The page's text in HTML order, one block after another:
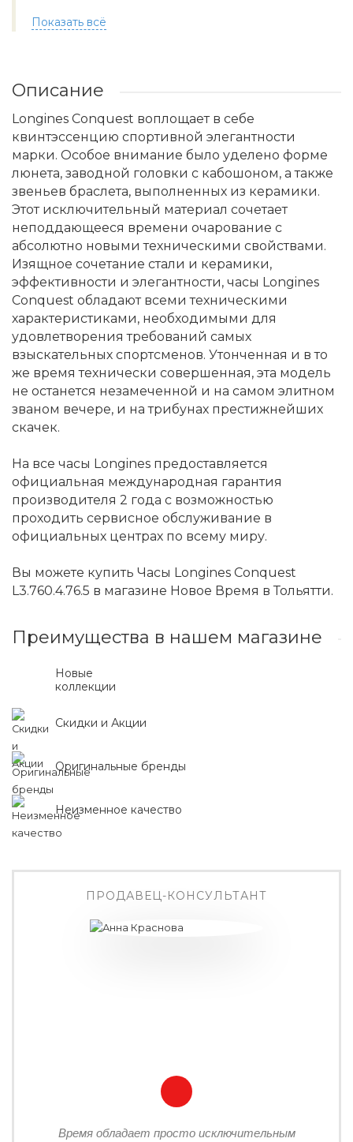
Показать всё
Описание
Longines Conquest воплощает в себе
квинтэссенцию спортивной элегантности
марки. Особое внимание было уделено форме
люнета, заводной головки с кабошоном, а также
звеньев браслета, выполненных из керамики.
Этот исключительный материал сочетает
неподдающееся времени очарование с
абсолютно новыми техническими свойствами.
Изящное сочетание стали и керамики,
эффективности и элегантности, часы Longines
Conquest обладают всеми техническими
характеристиками, необходимыми для
удовлетворения требований самых
взыскательных спортсменов. Утонченная и в то
же время технически совершенная, эта модель
не останется незамеченной и на самом элитном
званом вечере, и на трибунах престижнейших
скачек.
На все часы Longines предоставляется
официальная международная гарантия
производителя 2 года с возможностью
проходить сервисное обслуживание в
официальных центрах по всему миру.
Вы можете купить Часы Longines Conquest
L3.760.4.76.5 в магазине Новое Время в Тольятти.
Преимущества в нашем магазине
Новые
коллекции
Скидки и Акции
Оригинальные бренды
Неизменное качество
ПРОДАВЕЦ-КОНСУЛЬТАНТ
Время обладает просто исключительным